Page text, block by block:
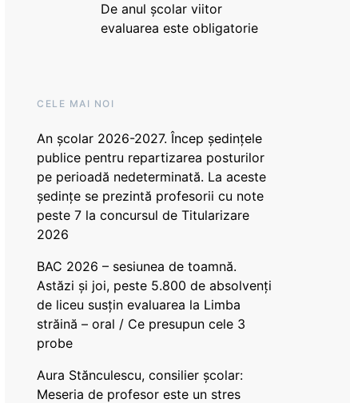
De anul școlar viitor
evaluarea este obligatorie
CELE MAI NOI
An școlar 2026-2027. Încep ședințele
publice pentru repartizarea posturilor
pe perioadă nedeterminată. La aceste
ședințe se prezintă profesorii cu note
peste 7 la concursul de Titularizare
2026
BAC 2026 – sesiunea de toamnă.
Astăzi și joi, peste 5.800 de absolvenți
de liceu susțin evaluarea la Limba
străină – oral / Ce presupun cele 3
probe
Aura Stănculescu, consilier școlar:
Meseria de profesor este un stres